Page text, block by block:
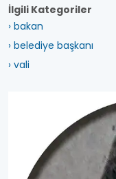
İlgili Kategoriler
› bakan
› belediye başkanı
› vali